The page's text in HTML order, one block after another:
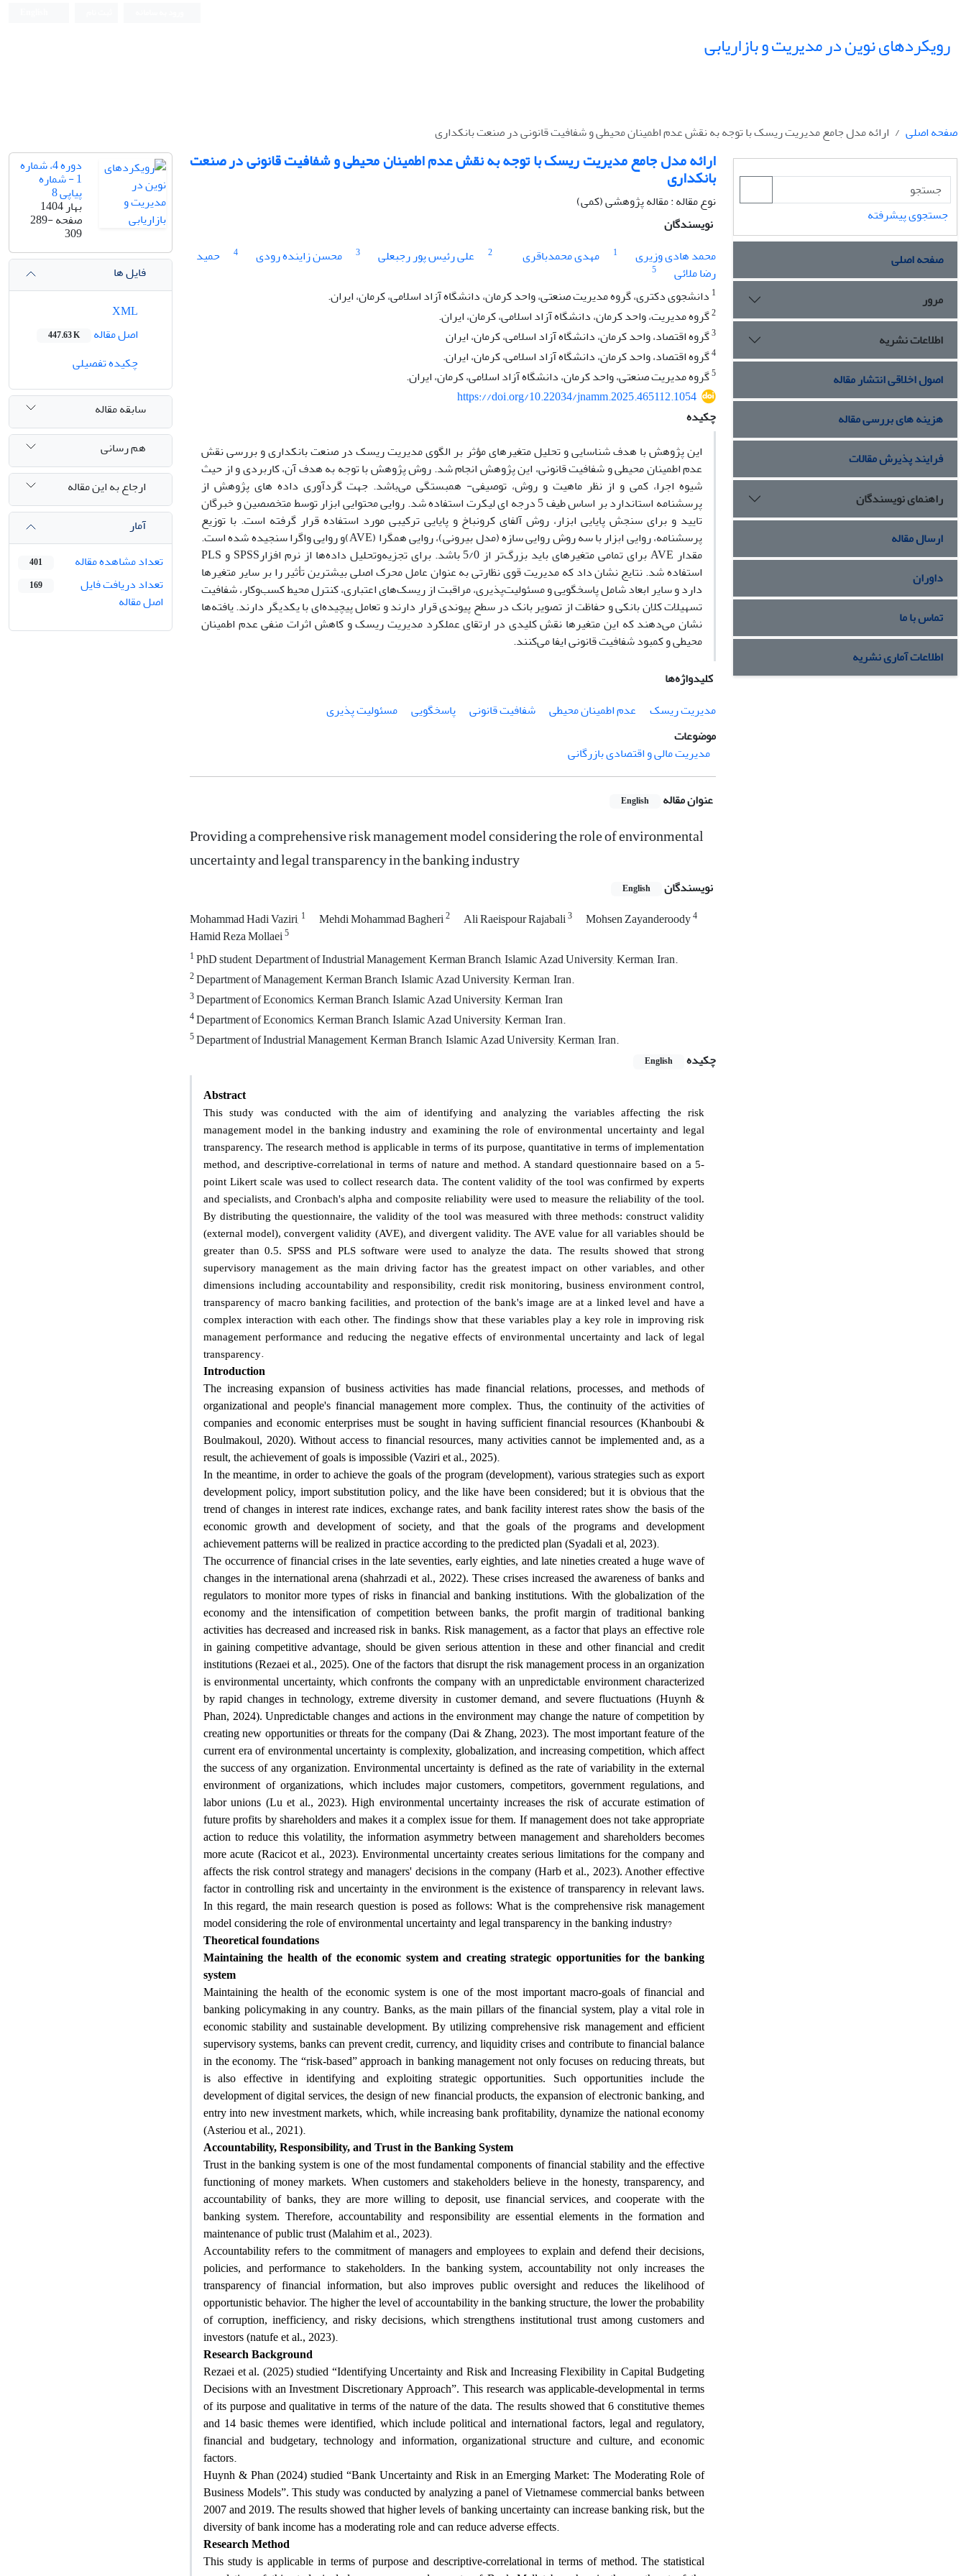
رویکردهای نوین در مدیریت و بازاریابی
صفحه اصلی ارائه مدل جامع مدیریت ریسک با توجه به نقش عدم اطمینان محیطی و شفافیت قانونی در صنعت بانکداری
ارائه مدل جامع مدیریت ریسک با توجه به نقش عدم اطمینان محیطی و شفافیت قانونی در صنعت
بانکداری
نوع مقاله : مقاله پژوهشی (کمی)
نویسندگان
محمد هادی وزیری
1 مهدی محمدباقری 2 علی رئیس پور رجبعلی 3 محسن زاینده رودی 4
حمید
رضا ملائی
5
1 دانشجوی دکتری، گروه مدیریت صنعتی، واحد کرمان، دانشگاه آزاد اسلامی، کرمان، ایران.
2گروه مدیریت، واحد کرمان، دانشگاه آزاد اسلامی، کرمان، ایران.
3گروه اقتصاد، واحد کرمان، دانشگاه آزاد اسلامی، کرمان، ایران
4گروه اقتصاد، واحد کرمان، دانشگاه آزاد اسلامی، کرمان، ایران.
5گروه مدیریت صنعتی، واحد کرمان، دانشگاه آزاد اسلامی، کرمان، ایران.
https://doi.org/10.22034/jnamm.2025.465112.1054
چکیده
این پژوهش با هدف شناسایی و تحلیل متغیرهای مؤثر بر الگوی مدیریت ریسک در صنعت بانکداری و بررسی نقش
عدم اطمینان محیطی و شفافیت قانونی، این پژوهش انجام شد. روش پژوهش با توجه به هدف آن، کاربردی و از حیث
شیوه اجرا، کمی و از نظر ماهیت و روش، توصیفی- همبستگی می‌باشد. جهت گردآوری داده های پژوهش از
پرسشنامه استاندارد بر اساس طیف 5 درجه ای لیکرت استفاده شد. روایی محتوایی ابزار توسط متخصصین و خبرگان
تایید و برای سنجش پایایی ابزار، روش آلفای کرونباخ و پایایی ترکیبی مورد استفاده قرار گرفته است. با توزیع
پرسشنامه، روایی ابزار با سه روش روایی سازه (مدل بیرونی)، روایی همگرا (AVE)و روایی واگرا سنجیده شده است.
مقدار AVE برای تمامی متغیرهای باید بزرگ‌تر از 5/0 باشد. برای تجزیه‌وتحلیل داده‌ها از نرم افزارSPSS و PLS
استفاده شد. نتایج نشان داد که مدیریت قوی نظارتی به عنوان عامل محرک اصلی بیشترین تأثیر را بر سایر متغیرها
دارد و سایر ابعاد شامل پاسخگویی و مسئولیت‌پذیری، مراقبت از ریسک‌های اعتباری، کنترل محیط کسب‌وکار، شفافیت
تسهیلات کلان بانکی و حفاظت از تصویر بانک در سطح پیوندی قرار دارند و تعامل پیچیده‌ای با یکدیگر دارند. یافته‌ها
نشان می‌دهند که این متغیرها نقش کلیدی در ارتقای عملکرد مدیریت ریسک و کاهش اثرات منفی عدم اطمینان
محیطی و کمبود شفافیت قانونی ایفا می‌کنند.
کلیدواژه‌ها
مدیریت ریسک
عدم اطمینان محیطی شفافیت قانونی پاسخگویی
مسئولیت پذیری
موضوعات
مدیریت مالی و اقتصادی بازرگانی
عنوان مقاله English
Providing a comprehensive risk management model considering the role of environmental
uncertainty and legal transparency in the banking industry
نویسندگان English
Mohammad Hadi Vaziri, 1 Mehdi Mohammad Bagheri2 Ali Raeispour Rajabali3 Mohsen Zayanderoody4
Hamid Reza Mollaei5
1PhD student, Department of Industrial Management, Kerman Branch, Islamic Azad University, Kerman, Iran.
2Department of Management, Kerman Branch, Islamic Azad University, Kerman, Iran.
3Department of Economics, Kerman Branch, Islamic Azad University, Kerman, Iran
4Department of Economics, Kerman Branch, Islamic Azad University, Kerman, Iran.
5Department of Industrial Management, Kerman Branch, Islamic Azad University, Kerman, Iran.
چکیده
English
Abstract
This study was conducted with the aim of identifying and analyzing the variables affecting the risk
management model in the banking industry and examining the role of environmental uncertainty and legal
transparency. The research method is applicable in terms of its purpose, quantitative in terms of implementation
method, and descriptive-correlational in terms of nature and method. A standard questionnaire based on a 5-
point Likert scale was used to collect research data. The content validity of the tool was confirmed by experts
and specialists, and Cronbach's alpha and composite reliability were used to measure the reliability of the tool.
By distributing the questionnaire, the validity of the tool was measured with three methods: construct validity
(external model), convergent validity (AVE), and divergent validity. The AVE value for all variables should be
greater than 0.5. SPSS and PLS software were used to analyze the data. The results showed that strong
supervisory management as the main driving factor has the greatest impact on other variables, and other
dimensions including accountability and responsibility, credit risk monitoring, business environment control,
transparency of macro banking facilities, and protection of the bank's image are at a linked level and have a
complex interaction with each other. The findings show that these variables play a key role in improving risk
management performance and reducing the negative effects of environmental uncertainty and lack of legal
transparency.
Introduction
The increasing expansion of business activities has made financial relations, processes, and methods of
organizational and people's financial management more complex. Thus, the continuity of the activities of
companies and economic enterprises must be sought in having sufficient financial resources (Khanboubi &
Boulmakoul, 2020). Without access to financial resources, many activities cannot be implemented and, as a
result, the achievement of goals is impossible (Vaziri et al., 2025).
In the meantime, in order to achieve the goals of the program (development), various strategies such as export
development policy, import substitution policy, and the like have been considered; but it is obvious that the
trend of changes in interest rate indices, exchange rates, and bank facility interest rates show the basis of the
economic growth and development of society, and that the goals of the programs and development
achievement patterns will be realized in practice according to the predicted plan (Syadali et al, 2023).
The occurrence of financial crises in the late seventies, early eighties, and late nineties created a huge wave of
changes in the international arena (shahrzadi et al., 2022). These crises increased the awareness of banks and
regulators to monitor more types of risks in financial and banking institutions. With the globalization of the
economy and the intensification of competition between banks, the profit margin of traditional banking
activities has decreased and increased risk in banks. Risk management, as a factor that plays an effective role
in gaining competitive advantage, should be given serious attention in these and other financial and credit
institutions (Rezaei et al., 2025). One of the factors that disrupt the risk management process in an organization
is environmental uncertainty, which confronts the company with an unpredictable environment characterized
by rapid changes in technology, extreme diversity in customer demand, and severe fluctuations (Huynh &
Phan, 2024). Unpredictable changes and actions in the environment may change the nature of competition by
creating new opportunities or threats for the company (Dai & Zhang, 2023). The most important feature of the
current era of environmental uncertainty is complexity, globalization, and increasing competition, which affect
the success of any organization. Environmental uncertainty is defined as the rate of variability in the external
environment of organizations, which includes major customers, competitors, government regulations, and
labor unions (Lu et al., 2023). High environmental uncertainty increases the risk of accurate estimation of
future profits by shareholders and makes it a complex issue for them. If management does not take appropriate
action to reduce this volatility, the information asymmetry between management and shareholders becomes
more acute (Racicot et al., 2023). Environmental uncertainty creates serious limitations for the company and
affects the risk control strategy and managers' decisions in the company (Harb et al., 2023). Another effective
factor in controlling risk and uncertainty in the environment is the existence of transparency in relevant laws.
In this regard, the main research question is posed as follows: What is the comprehensive risk management
model considering the role of environmental uncertainty and legal transparency in the banking industry?
Theoretical foundations
Maintaining the health of the economic system and creating strategic opportunities for the banking
system
Maintaining the health of the economic system is one of the most important macro-goals of financial and
banking policymaking in any country. Banks, as the main pillars of the financial system, play a vital role in
economic stability and sustainable development. By utilizing comprehensive risk management and efficient
supervisory systems, banks can prevent credit, currency, and liquidity crises and contribute to financial balance
in the economy. The “risk-based” approach in banking management not only focuses on reducing threats, but
is also effective in identifying and exploiting strategic opportunities. Such opportunities include the
development of digital services, the design of new financial products, the expansion of electronic banking, and
entry into new investment markets, which, while increasing bank profitability, dynamize the national economy
(Asteriou et al., 2021).
Accountability, Responsibility, and Trust in the Banking System
Trust in the banking system is one of the most fundamental components of financial stability and the effective
functioning of money markets. When customers and stakeholders believe in the honesty, transparency, and
accountability of banks, they are more willing to deposit, use financial services, and cooperate with the
banking system. Therefore, accountability and responsibility are essential elements in the formation and
maintenance of public trust (Malahim et al., 2023).
Accountability refers to the commitment of managers and employees to explain and defend their decisions,
policies, and performance to stakeholders. In the banking system, accountability not only increases the
transparency of financial information, but also improves public oversight and reduces the likelihood of
opportunistic behavior. The higher the level of accountability in the banking structure, the lower the probability
of corruption, inefficiency, and risky decisions, which strengthens institutional trust among customers and
investors (natufe et al., 2023).
Research Background
Rezaei et al. (2025) studied “Identifying Uncertainty and Risk and Increasing Flexibility in Capital Budgeting
Decisions with an Investment Discretionary Approach”. This research was applicable-developmental in terms
of its purpose and qualitative in terms of the nature of the data. The results showed that 6 constitutive themes
and 14 basic themes were identified, which include political and international factors, legal and regulatory,
financial and budgetary, technology and information, organizational structure and culture, and economic
factors.
Huynh & Phan (2024) studied “Bank Uncertainty and Risk in an Emerging Market: The Moderating Role of
Business Models”. This study was conducted by analyzing a panel of Vietnamese commercial banks between
2007 and 2019. The results showed that higher levels of banking uncertainty can increase banking risk, but the
diversity of bank income has a moderating role and can reduce adverse effects.
Research Method
This study is applicable in terms of purpose and descriptive-correlational in terms of method. The statistical
دوره 4، شماره
1 - شماره
پیاپی 8
بهار 1404
صفحه289-
309
فایل ها
اصل مقاله
447.63 K
چکیده تفصیلی
سابقه مقاله
هم رسانی
ارجاع به این مقاله
آمار
تعداد مشاهده مقاله
401
تعداد دریافت فایل
اصل مقاله
169
جستجوی پیشرفته
صفحه اصلی
مرور
اطلاعات نشریه
اصول اخلاقی انتشار مقاله
هزینه های بررسی مقاله
فرایند پذیرش مقالات
راهنمای نویسندگان
ارسال مقاله
داوران
تماس با ما
اطلاعات آماری نشریه